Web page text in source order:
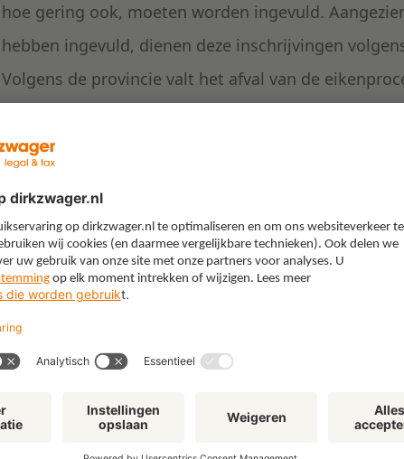
hoe gering ook, moeten worden ingevuld.
hebben ingevuld, dienen deze inschrijvingen
Volgens de provincie valt het afval van de
dat met het beoordelingscriterium wordt bedoeld,
Daarom hoeft dit afval überhaupt niet in de tabel te
Uitleg
Het geschil hierover doet de vraag rijzen hoe het
begrepen. Uit de kop van het criterium (Duurzaam
uit de tekst onder ‘aanleiding’ en ‘doel’ blijkt
het de provincie te doen is om duurzaam omgaan
diverse werkzaamheden. De provincie wil bereiken